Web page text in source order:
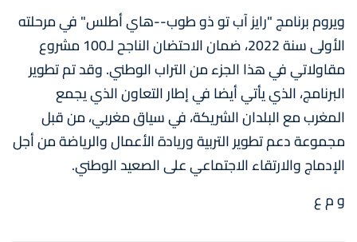
ويروم برنامج "رايز آب تو ذو طوب--هاي أطلس" في مرحلته
الأولى سنة 2022، ضمان الاحتضان الناجح لـ100 مشروع
مقاولاتي في هذا الجزء من التراب الوطني. وقد تم تطوير
البرنامج، الذي يأتي أيضا في إطار التعاون الذي يجمع
المغرب مع البلدان الشريكة، في سياق مغربي، من قبل
مجموعة دعم تطوير التربية وريادة الأعمال والرياضة من أجل
الإدماج والارتقاء الاجتماعي على الصعيد الوطني.
و م ع